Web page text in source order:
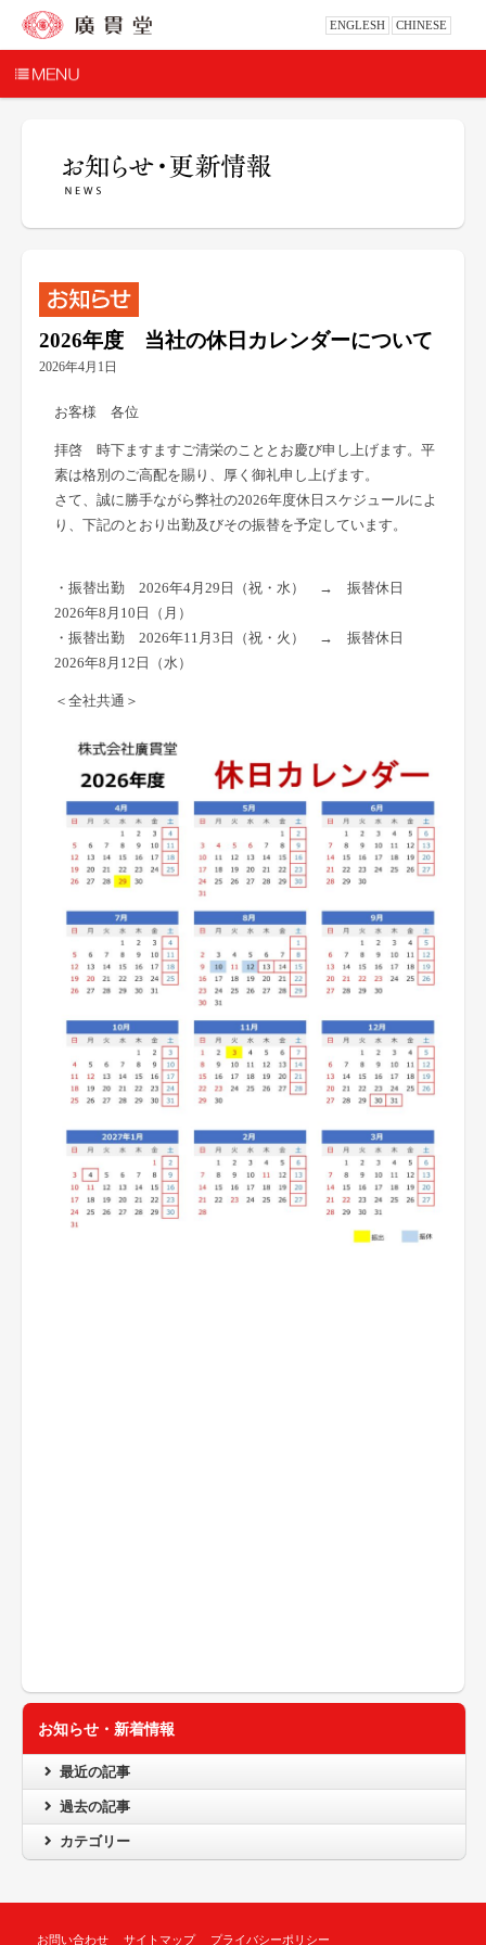
ENGLESH CHINESE
2026年度 当社の休日カレンダーについて
2026年4月1日
お客様 各位
拝啓 時下ますますご清栄のこととお慶び申し上げます。平
素は格別のご高配を賜り、厚く御礼申し上げます。
さて、誠に勝手ながら弊社の2026年度休日スケジュールによ
り、下記のとおり出勤及びその振替を予定しています。
・振替出勤 2026年4月29日（祝・水） → 振替休日
2026年8月10日（月）
・振替出勤 2026年11月3日（祝・火） → 振替休日
2026年8月12日（水）
＜全社共通＞
お知らせ・新着情報
最近の記事
過去の記事
カテゴリー
お問い合わせ サイトマップ プライバシーポリシー